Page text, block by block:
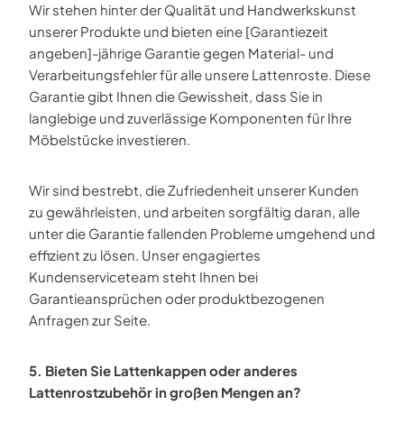
Wir stehen hinter der Qualität und Handwerkskunst
unserer Produkte und bieten eine [Garantiezeit
angeben]-jährige Garantie gegen Material- und
Verarbeitungsfehler für alle unsere Lattenroste. Diese
Garantie gibt Ihnen die Gewissheit, dass Sie in
langlebige und zuverlässige Komponenten für Ihre
Möbelstücke investieren.
Wir sind bestrebt, die Zufriedenheit unserer Kunden
zu gewährleisten, und arbeiten sorgfältig daran, alle
unter die Garantie fallenden Probleme umgehend und
effizient zu lösen. Unser engagiertes
Kundenserviceteam steht Ihnen bei
Garantieansprüchen oder produktbezogenen
Anfragen zur Seite.
5. Bieten Sie Lattenkappen oder anderes
Lattenrostzubehör in großen Mengen an?